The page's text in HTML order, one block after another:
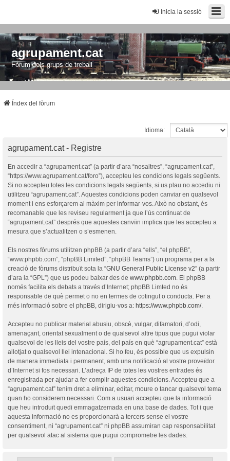
Inicia la sessió
agrupament.cat
Fòrum dels grups de treball
Índex del fòrum
Idioma:
agrupament.cat - Registre
En accedir a “agrupament.cat” (a partir d’ara “nosaltres”, “agrupament.cat”,
“https://www.agrupament.cat/foro”), accepteu les condicions legals següents.
Si no accepteu totes les condicions legals següents, si us plau no accediu ni
utilitzeu “agrupament.cat”. Aquestes condicions poden canviar en qualsevol
moment i ens esforçarem al màxim per informar-vos. Això no obstant, és
recomanable que les reviseu regularment ja que l’ús continuat de
“agrupament.cat” després que aquestes canvïin implica que les accepteu a
mesura que s’actualitzen o s’esmenen.
Els nostres fòrums utilitzen phpBB (a partir d’ara “ells”, “el phpBB”,
“www.phpbb.com”, “phpBB Limited”, “phpBB Teams”) un programa per a la
creació de fòrums distribuït sota la “GNU General Public License v2” (a partir
d’ara la “GPL”) que us podeu baixar des de www.phpbb.com . El phpBB
només facilita els debats a través d’Internet; phpBB Limted no és
responsable de què permet o no en termes de cotingut o conducta. Per a
més informació sobre el phpBB, dirigiu-vos a: https://www.phpbb.com/.
Accepteu no publicar material abusiu, obscè, vulgar, difamatori, d’odi,
amenaçant, orientat sexualment o de qualsevol altre tipus que pugui violar
qualsevol de les lleis del vostre país, del país en què “agrupament.cat” està
allotjat o qualsevol llei intenacional. Si ho feu, és possible que us expulsin
de manera immediata i permanent, amb una notificació al vostre proveïdor
d’Internet si fos necessari. L’adreça IP de totes les vostres entrades és
enregistrada per ajudar a fer complir aquestes condicions. Accepteu que a
“agrupament.cat” tenim dret a eliminar, editar, moure o tancar qualsevol tema
quan ho considerem necessari. Com a usuari accepteu que la informació
que heu introduït quedi emmagatzemada en una base de dades. Tot i que
aquesta informació no es proporcionarà a tercers sense el vostre
consentiment, ni “agrupament.cat” ni phpBB assumiran cap responsabilitat
per qualsevol atac al sistema que pugui comprometre les dades.